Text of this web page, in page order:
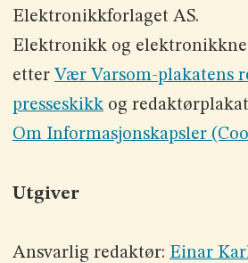
Elektronikkforlaget AS.
Elektronikk og
etter Vær Varsom-plakatens
presseskikkog
Om Informasjonskapsler
Utgiver
Ansvarlig redaktør: Einar